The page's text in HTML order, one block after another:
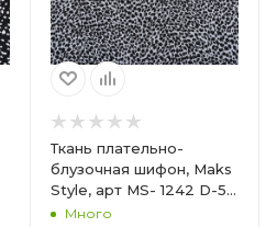
Ткань плательно-
блузочная шифон, Maks
Style, арт MS- 1242 D-5
C-1Много